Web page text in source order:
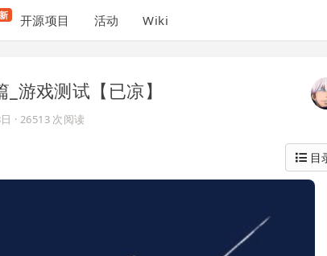
新 开源项目 活动 Wiki
游戏测试【已凉】
· 26513 次阅读
目